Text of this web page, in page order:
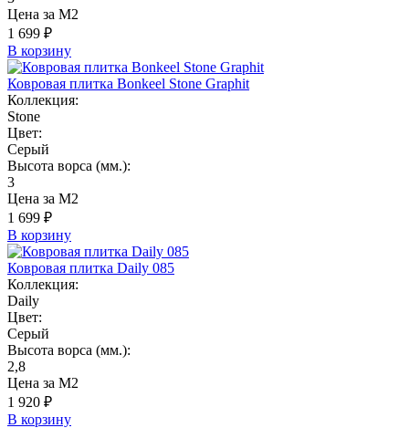
Цена за М2
1 699 ₽
В корзину
Ковровая плитка Bonkeel Stone Graphit
Коллекция:
Stone
Цвет:
Серый
Высота ворса (мм.):
3
Цена за М2
1 699 ₽
В корзину
Ковровая плитка Daily 085
Коллекция:
Daily
Цвет:
Серый
Высота ворса (мм.):
2,8
Цена за М2
1 920 ₽
В корзину